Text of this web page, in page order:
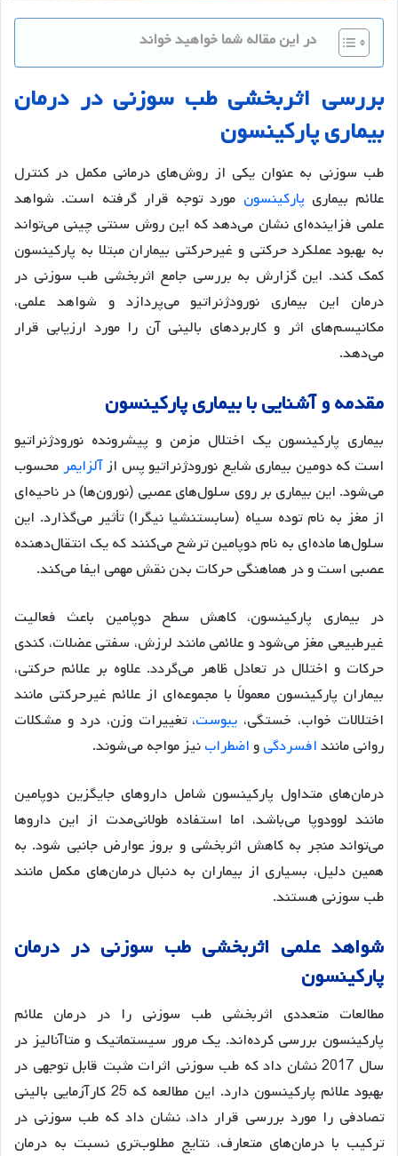
در این مقاله شما خواهید خواند
بررسی اثربخشی طب سوزنی در درمان
بیماری پارکینسون
طب سوزنی به عنوان یکی از روش‌های درمانی مکمل در کنترل
علائم بیماری پارکینسون مورد توجه قرار گرفته است. شواهد
علمی فزاینده‌ای نشان می‌دهد که این روش سنتی چینی می‌تواند
به بهبود عملکرد حرکتی و غیرحرکتی بیماران مبتلا به پارکینسون
کمک کند. این گزارش به بررسی جامع اثربخشی طب سوزنی در
درمان این بیماری نورودژنراتیو می‌پردازد و شواهد علمی،
مکانیسم‌های اثر و کاربردهای بالینی آن را مورد ارزیابی قرار
می‌دهد.
مقدمه و آشنایی با بیماری پارکینسون
بیماری پارکینسون یک اختلال مزمن و پیشرونده نورودژنراتیو
است که دومین بیماری شایع نورودژنراتیو پس ازآلزایمرمحسوب
می‌شود. این بیماری بر روی سلول‌های عصبی (نورون‌ها) در ناحیه‌ای
از مغز به نام توده سیاه (سابستنشیا نیگرا) تأثیر می‌گذارد. این
سلول‌ها ماده‌ای به نام دوپامین ترشح می‌کنند که یک انتقال‌دهنده
عصبی است و در هماهنگی حرکات بدن نقش مهمی ایفا می‌کند.
در بیماری پارکینسون، کاهش سطح دوپامین باعث فعالیت
غیرطبیعی مغز می‌شود و علائمی مانند لرزش، سفتی عضلات، کندی
حرکات و اختلال در تعادل ظاهر می‌گردد. علاوه بر علائم حرکتی،
بیماران پارکینسون معمولاً با مجموعه‌ای از علائم غیرحرکتی مانند
اختلالات خواب، خستگی، یبوست، تغییرات وزن، درد و مشکلات
روانی مانندافسردگیواضطرابنیز مواجه می‌شوند.
درمان‌های متداول پارکینسون شامل داروهای جایگزین دوپامین
مانند لوودوپا می‌باشد، اما استفاده طولانی‌مدت از این داروها
می‌تواند منجر به کاهش اثربخشی و بروز عوارض جانبی شود. به
همین دلیل، بسیاری از بیماران به دنبال درمان‌های مکمل مانند
طب سوزنی هستند.
شواهد علمی اثربخشی طب سوزنی در درمان
پارکینسون
مطالعات متعددی اثربخشی طب سوزنی را در درمان علائم
پارکینسون بررسی کرده‌اند. یک مرور سیستماتیک و متاآنالیز در
سال 2017 نشان داد که طب سوزنی اثرات مثبت قابل توجهی در
بهبود علائم پارکینسون دارد. این مطالعه که 25 کارآزمایی بالینی
تصادفی را مورد بررسی قرار داد، نشان داد که طب سوزنی در
ترکیب با درمان‌های متعارف، نتایج مطلوب‌تری نسبت به درمان